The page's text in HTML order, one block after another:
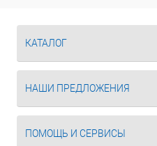
КАТАЛОГ
НАШИ ПРЕДЛОЖЕНИЯ
ПОМОЩЬ И СЕРВИСЫ